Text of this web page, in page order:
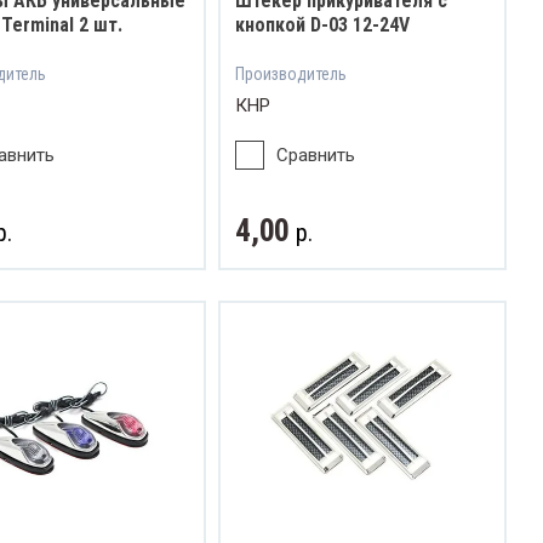
2 шт.
кнопкой D-03 12-24V
Производитель
КНР
Сравнить
4,00 р.